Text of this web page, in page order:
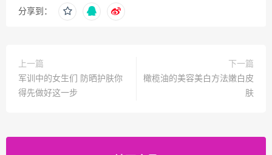
分享到：
上一篇
军训中的女生们 防晒护肤你
得先做好这一步
下一篇
橄榄油的美容美白方法嫩白皮
肤